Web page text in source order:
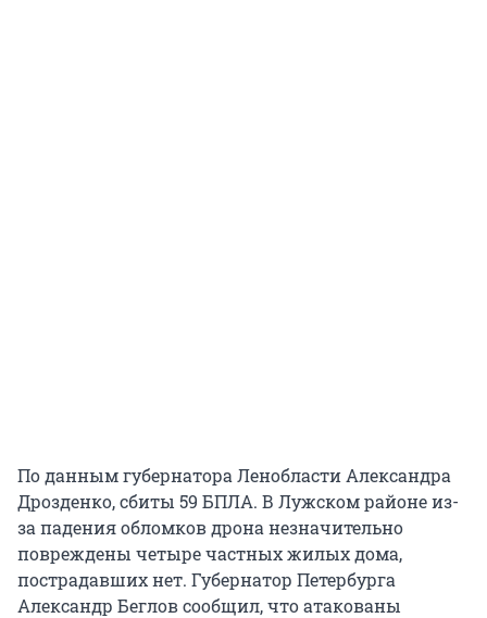
По данным губернатора Ленобласти Александра
Дрозденко, сбиты 59 БПЛА. В Лужском районе из-
за падения обломков дрона незначительно
повреждены четыре частных жилых дома,
пострадавших нет. Губернатор Петербурга
Александр Беглов сообщил, что атакованы